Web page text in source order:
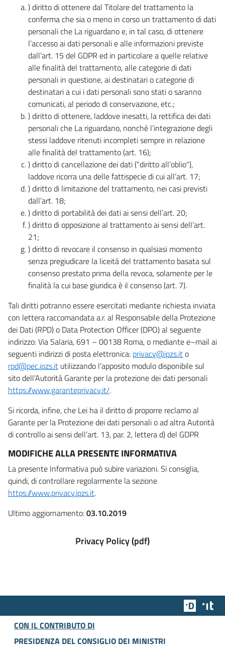
) diritto di ottenere dal Titolare del trattamento la
conferma che sia o meno in corso un trattamento di dati
personali che La riguardano e, in tal caso, di ottenere
l’accesso ai dati personali e alle informazioni previste
dall’art. 15 del GDPR ed in particolare a quelle relative
alle finalità del trattamento, alle categorie di dati
personali in questione, ai destinatari o categorie di
destinatari a cui i dati personali sono stati o saranno
comunicati, al periodo di conservazione, etc.;
) diritto di ottenere, laddove inesatti, la rettifica dei dati
personali che La riguardano, nonché l’integrazione degli
stessi laddove ritenuti incompleti sempre in relazione
alle finalità del trattamento (art. 16);
) diritto di cancellazione dei dati ("diritto all’oblio"),
laddove ricorra una delle fattispecie di cui all’art. 17;
) diritto di limitazione del trattamento, nei casi previsti
dall’art. 18;
) diritto di portabilità dei dati ai sensi dell’art. 20;
) diritto di opposizione al trattamento ai sensi dell’art.
21;
) diritto di revocare il consenso in qualsiasi momento
senza pregiudicare la liceità del trattamento basata sul
consenso prestato prima della revoca, solamente per le
finalità la cui base giuridica è il consenso (art. 7).
Tali diritti potranno essere esercitati mediante richiesta inviata
con lettera raccomandata a.r. al Responsabile della Protezione
dei Dati (RPD) o Data Protection Officer (DPO) al seguente
indirizzo: Via Salaria, 691 – 00138 Roma, o mediante e–mail ai
seguenti indirizzi di posta elettronica: privacy@ipzs.ito
rpd@pec.ipzs.it utilizzando l’apposito modulo disponibile sul
sito dell’Autorità Garante per la protezione dei dati personali
https://www.garanteprivacy.it/.
Si ricorda, infine, che Lei ha il diritto di proporre reclamo al
Garante per la Protezione dei dati personali o ad altra Autorità
di controllo ai sensi dell’art. 13, par. 2, lettera d) del GDPR
MODIFICHE ALLA PRESENTE INFORMATIVA
La presente Informativa può subire variazioni. Si consiglia,
quindi, di controllare regolarmente la sezione
https://www.privacy.ipzs.it.
Ultimo aggiornamento:03.10.2019
Privacy Policy (pdf)
Team
CON IL CONTRIBUTO DI
PRESIDENZA DEL CONSIGLIO DEI MINISTRI